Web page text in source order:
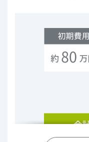
預貯金は100％相
保険には特有の相